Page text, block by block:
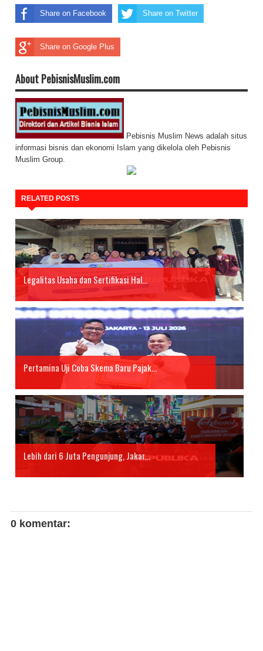
Share on Facebook Share on Twitter
Share on Google Plus
About PebisnisMuslim.com
Pebisnis Muslim News adalah situs
informasi bisnis dan ekonomi Islam yang dikelola oleh Pebisnis
Muslim Group.
RELATED POSTS
Legalitas Usaha dan Sertifikasi Hal...
Pertamina Uji Coba Skema Baru Pajak...
Lebih dari 6 Juta Pengunjung, Jakar...
0 komentar: